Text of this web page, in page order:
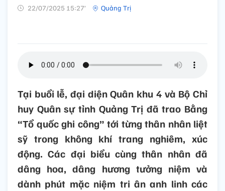
22/07/2025 15:27’ Quảng Trị
Tại buổi lễ, đại diện Quân khu 4 và Bộ Chỉ
huy Quân sự tỉnh Quảng Trị đã trao Bằng
“Tổ quốc ghi công” tới từng thân nhân liệt
sỹ trong không khí trang nghiêm, xúc
động. Các đại biểu cùng thân nhân đã
dâng hoa, dâng hương tưởng niệm và
dành phút mặc niệm tri ân anh linh các